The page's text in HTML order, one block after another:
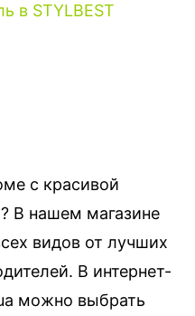
в STYLBEST
с красивой
В нашем магазине
видов от лучших
В интернет-
можно выбрать